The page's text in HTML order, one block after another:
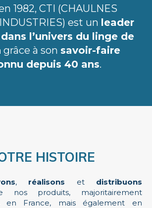
1982, CTI (CHAULNES
est un leader
l’univers du linge de
grâce à son savoir-faire
depuis 40 ans.
HISTOIRE
, réalisons et distribuons
nos produits, majoritairement
en France, mais également en